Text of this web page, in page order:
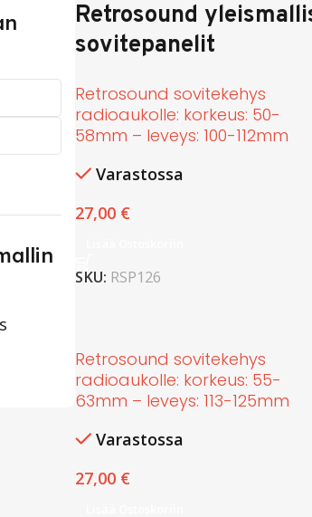
Retrosound
sovitepanelit
Retrosound sovitekehys
radioaukolle: korkeus: 50-
58mm – leveys: 100-112mm
Varastossa
27,00 €
SKU: RSP126
Retrosound sovitekehys
radioaukolle: korkeus: 55-
63mm – leveys: 113-125mm
Varastossa
27,00 €